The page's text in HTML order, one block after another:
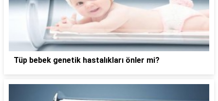
Tüp bebek genetik hastalıkları önler mi?